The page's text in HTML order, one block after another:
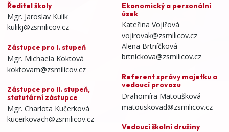
Ředitel školy
Mgr. Jaroslav Kulik
kulikj@zsmilicov.cz
Zástupce pro I. stupeň
Mgr. Michaela Koktová
koktovam@zsmilicov.cz
Zástupce pro II. stupeň,
statutární zástupce
Mgr. Charlota Kučerková
kucerkovach@zsmilicov.cz
Ekonomický a personální
úsek
Kateřina Vojířová
vojirovak@zsmilicov.cz
Alena Brtníčková
brtnickova@zsmilicov.cz
Referent správy majetku a
vedoucí provozu
Drahomíra Matoušková
matouskovad@zsmilicov.cz
Vedoucí školní družiny